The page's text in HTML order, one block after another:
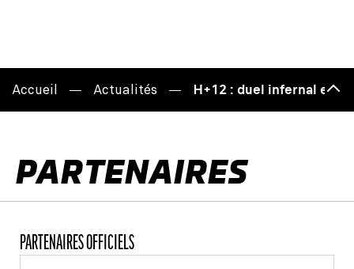
Accueil Actualités H+12 : duel infernal
Haut
PARTENAIRES
PARTENAIRES OFFICIELS